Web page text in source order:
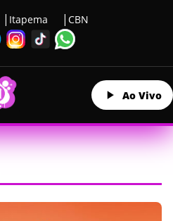
Itapema CBN
Ao Vivo